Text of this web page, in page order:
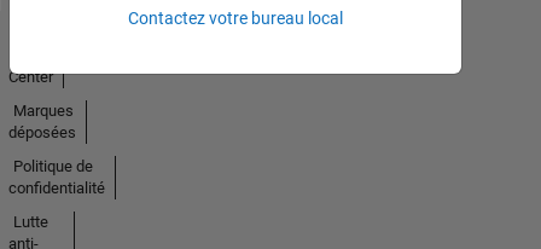
Contactez votre bureau local
Center
Marques
déposées
Politique de
confidentialité
Lutte
anti-